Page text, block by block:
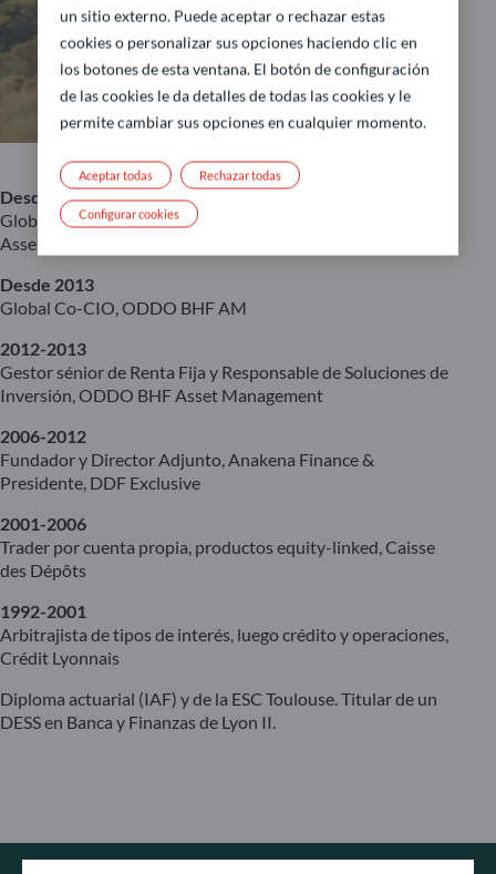
Desde 2019
Global Co-CIO & Global Head de Renta Fija, ODDO BHF
Asset Management
Desde 2013
Global Co-CIO, ODDO BHF AM
2012-2013
Gestor sénior de Renta Fija y Responsable de Soluciones de
Inversión, ODDO BHF Asset Management
2006-2012
Fundador y Director Adjunto, Anakena Finance &
Presidente, DDF Exclusive
2001-2006
Trader por cuenta propia, productos equity-linked, Caisse
des Dépôts
1992-2001
Arbitrajista de tipos de interés, luego crédito y operaciones,
Crédit Lyonnais
Diploma actuarial (IAF) y de la ESC Toulouse. Titular de un
DESS en Banca y Finanzas de Lyon II.
un sitio externo. Puede aceptar o rechazar estas
cookies o personalizar sus opciones haciendo clic en
los botones de esta ventana. El botón de configuración
de las cookies le da detalles de todas las cookies y le
permite cambiar sus opciones en cualquier momento.
Rechazar todas
Aceptar todas
Configurar cookies